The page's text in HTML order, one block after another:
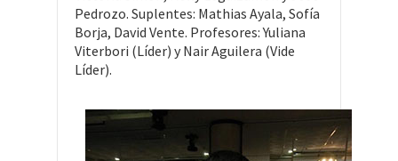
Pedrozo. Suplentes: Mathias Ayala, Sofía
Borja, David Vente. Profesores: Yuliana
Viterbori (Líder) y Nair Aguilera (Vide
Líder).